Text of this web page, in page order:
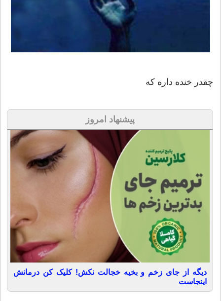
چقدر خنده داره كه
پیشنهاد امروز
دیگه از جای زخم و بخیه خجالت نکش! کلیک کن درمانش
اینجاست